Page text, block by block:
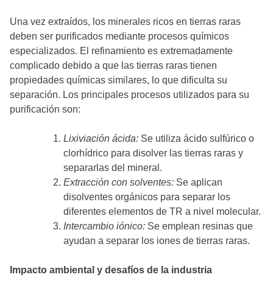
Una vez extraídos, los minerales ricos en tierras raras
deben ser purificados mediante procesos químicos
especializados. El refinamiento es extremadamente
complicado debido a que las tierras raras tienen
propiedades químicas similares, lo que dificulta su
separación. Los principales procesos utilizados para su
purificación son:
Lixiviación ácida: Se utiliza ácido sulfúrico o
clorhídrico para disolver las tierras raras y
separarlas del mineral.
Extracción con solventes: Se aplican
disolventes orgánicos para separar los
diferentes elementos de TR a nivel molecular.
Intercambio iónico: Se emplean resinas que
ayudan a separar los iones de tierras raras.
Impacto ambiental y desafíos de la industria